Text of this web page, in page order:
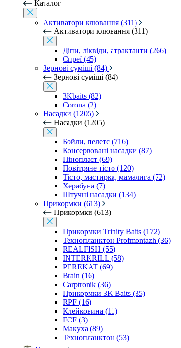
Каталог
Активатори клювання (311)
Активатори клювання (311)
Діпи, ліквіди, атрактанти (266)
Спреї (45)
Зернові суміші (84)
Зернові суміші (84)
3Kbaits (82)
Corona (2)
Насадки (1205)
Насадки (1205)
Бойли, пелетс (716)
Консервовані насадки (87)
Пінопласт (69)
Повітряне тісто (120)
Тісто, мастирка, мамалига (72)
Херабуна (7)
Штучні насадки (134)
Прикормки (613)
Прикормки (613)
Прикормки Trinity Baits (172)
Технопланктон Profmontazh (36)
REALFISH (55)
INTERKRILL (58)
PEREKAT (69)
Brain (16)
Carptronik (36)
Прикормки 3K Baits (35)
RPF (16)
Клейковина (11)
FCF (3)
Макуха (89)
Технопланктон (53)